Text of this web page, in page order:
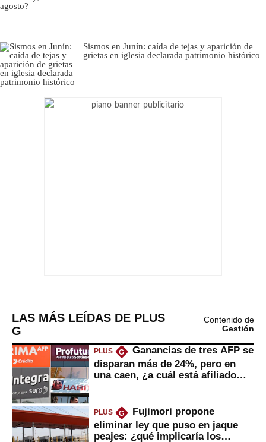
Sismos en Junín: caída de tejas y aparición de
grietas en iglesia declarada patrimonio histórico
LAS MÁS LEÍDAS DE PLUS
G
Contenido de
Gestión
PLUS G
Ganancias de tres AFP se
disparan más de 24%, pero en
una caen, ¿a cuál está afiliado
PLUS G
Fujimori propone
eliminar ley que puso en jaque
peajes: ¿qué implicaría los